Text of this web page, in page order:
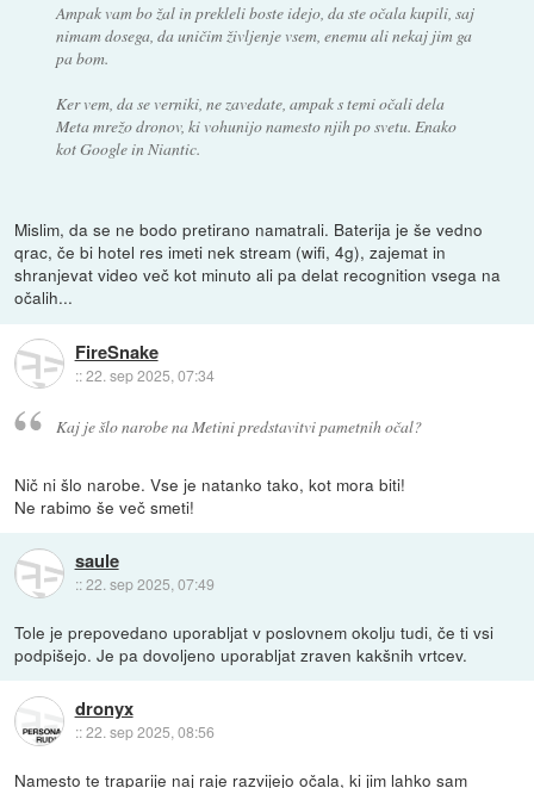
Ampak vam bo žal in prekleli boste idejo, da ste očala kupili, saj
nimam dosega, da uničim življenje vsem, enemu ali nekaj jim ga
pa bom.
Ker vem, da se verniki, ne zavedate, ampak s temi očali dela
Meta mrežo dronov, ki vohunijo namesto njih po svetu. Enako
kot Google in Niantic.
Mislim, da se ne bodo pretirano namatrali. Baterija je še vedno
qrac, če bi hotel res imeti nek stream (wifi, 4g), zajemat in
shranjevat video več kot minuto ali pa delat recognition vsega na
očalih...
FireSnake
::22. sep 2025, 07:34
Kaj je šlo narobe na Metini predstavitvi pametnih očal?
Nič ni šlo narobe. Vse je natanko tako, kot mora biti!
Ne rabimo še več smeti!
saule
::22. sep 2025, 07:49
Tole je prepovedano uporabljat v poslovnem okolju tudi, če ti vsi
podpišejo. Je pa dovoljeno uporabljat zraven kakšnih vrtcev.
dronyx
::22. sep 2025, 08:56
Namesto te traparije naj raje razvijejo očala, ki jim lahko sam